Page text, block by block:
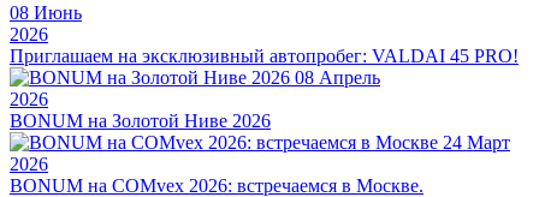
08 Июнь
2026
Приглашаем на эксклюзивный автопробег: VALDAI 45 PRO!
08 Апрель
2026
BONUM на Золотой Ниве 2026
24 Март
2026
BONUM на COMvex 2026: встречаемся в Москве.